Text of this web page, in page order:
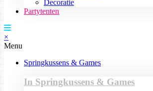
Decoratie
Partytenten
×
Menu
Springkussens & Games
In Springkussens & Games